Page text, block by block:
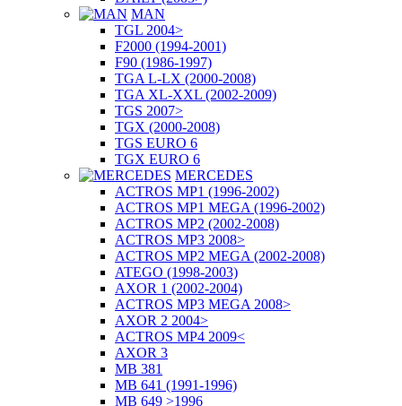
MAN
TGL 2004>
F2000 (1994-2001)
F90 (1986-1997)
TGA L-LX (2000-2008)
TGA XL-XXL (2002-2009)
TGS 2007>
TGX (2000-2008)
TGS EURO 6
TGX EURO 6
MERCEDES
ACTROS MP1 (1996-2002)
ACTROS MP1 MEGA (1996-2002)
ACTROS MP2 (2002-2008)
ACTROS MP3 2008>
ACTROS MP2 MEGA (2002-2008)
ATEGO (1998-2003)
AXOR 1 (2002-2004)
ACTROS MP3 MEGA 2008>
AXOR 2 2004>
ACTROS MP4 2009<
AXOR 3
MB 381
MB 641 (1991-1996)
MB 649 >1996